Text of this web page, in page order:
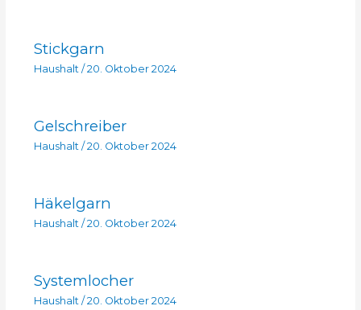
Stickgarn
Haushalt/ 20. Oktober 2024
Gelschreiber
Haushalt/ 20. Oktober 2024
Häkelgarn
Haushalt/ 20. Oktober 2024
Systemlocher
Haushalt / 20. Oktober 2024